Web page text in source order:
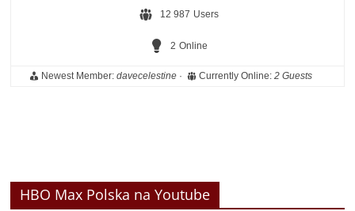
12 987 Users
2 Online
Newest Member:davecelestine · Currently Online:2 Guests
HBO Max Polska na Youtube